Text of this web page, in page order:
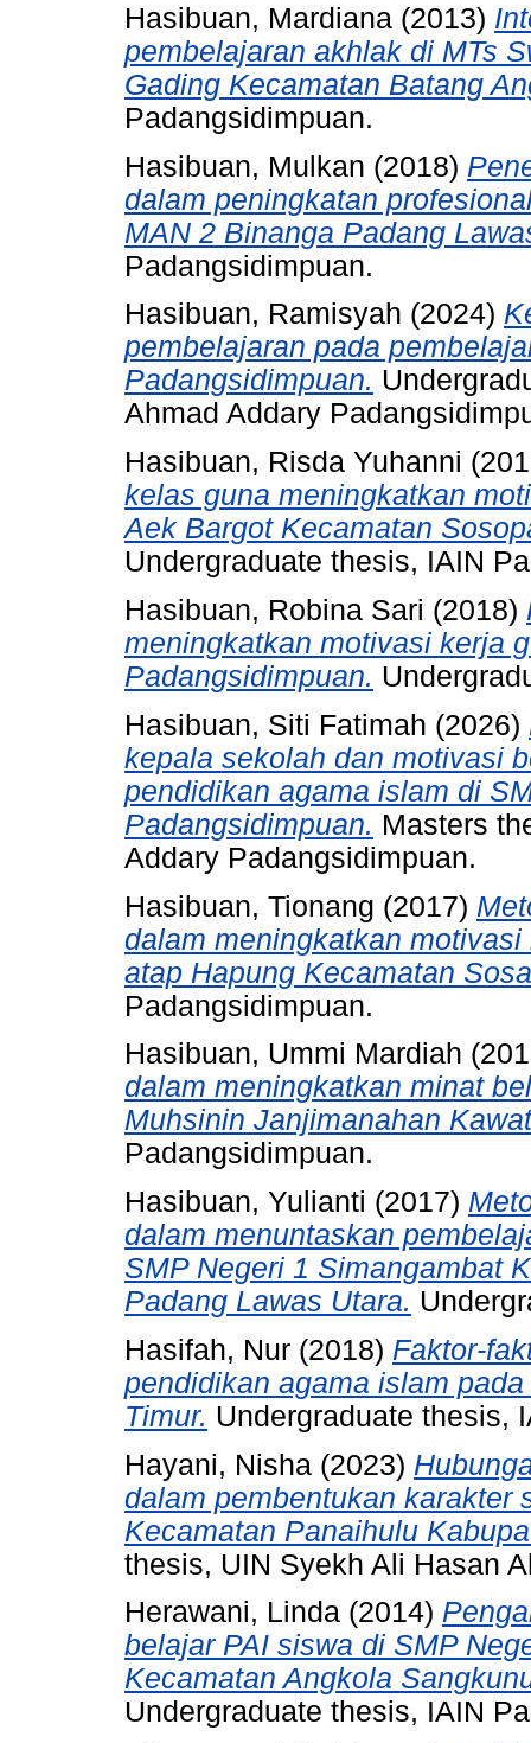
Hasibuan, Mardiana (2013)
pembelajaran akhlak di MTs
Gading Kecamatan Batang
Padangsidimpuan.
Hasibuan, Mulkan (2018)
dalam peningkatan
MAN 2 Binanga Padang
Padangsidimpuan.
Hasibuan, Ramisyah (2024)
pembelajaran pada
Padangsidimpuan.
Ahmad Addary
Hasibuan, Risda Yuhanni
kelas guna meningkatkan
Aek Bargot Kecamatan
Undergraduate thesis, IAIN
Hasibuan, Robina Sari (2018)
meningkatkan motivasi kerja
Padangsidimpuan.
Hasibuan, Siti Fatimah (2026)
kepala sekolah dan motivasi
pendidikan agama islam di
Padangsidimpuan. Masters
Addary Padangsidimpuan.
Hasibuan, Tionang (2017)
dalam meningkatkan
atap Hapung Kecamatan
Padangsidimpuan.
Hasibuan, Ummi Mardiah
dalam meningkatkan minat
Muhsinin Janjimanahan
Padangsidimpuan.
Hasibuan, Yulianti (2017)
dalam menuntaskan
SMP Negeri 1 Simangambat
Padang Lawas Utara.
Hasifah, Nur (2018) Faktor-
pendidikan agama islam
Timur. Undergraduate thesis,
Hayani, Nisha (2023)
dalam pembentukan karakter
Kecamatan Panaihulu
thesis, UIN Syekh Ali Hasan
Herawani, Linda (2014)
belajar PAI siswa di SMP
Kecamatan Angkola
Undergraduate thesis, IAIN